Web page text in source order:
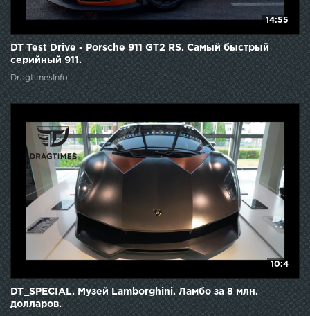
14:55
DT Test Drive - Porsche 911 GT2 RS. Самый быстрый
серийный 911.
DragtimesInfo
10:4
DT_SPECIAL. Музей Lamborghini. Ламбо за 8 млн.
долларов.